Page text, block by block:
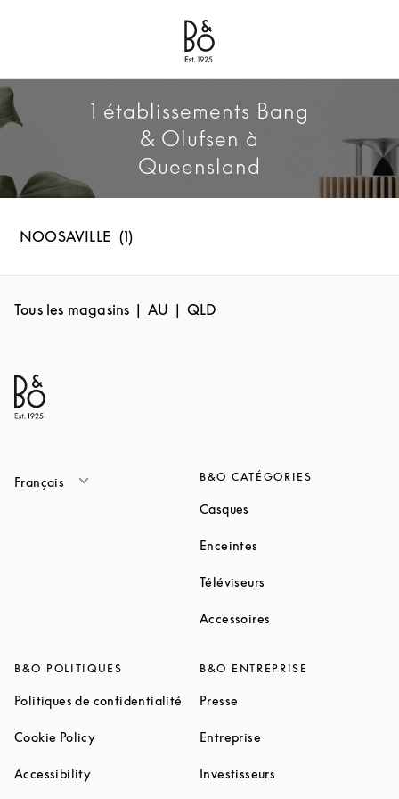
Bang & Olufsen - Exist to Create
Link Opens in New Tab
1 établissements Bang
& Olufsen à
Queensland
NOOSAVILLE
Tous les magasins AU QLD
Français B&O CATÉGORIES
Casques
Enceintes
Téléviseurs
Accessoires
B&O POLITIQUES
Politiques de confidentialité Link Opens in New Tab
Cookie PolicyLink Opens in New Tab
AccessibilityLink Opens in New Tab
B&O ENTREPRISE
Presse
Entreprise
Investisseurs